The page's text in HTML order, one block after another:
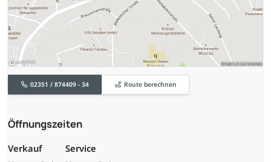
02351 / 874409 - 34 Route berechnen
Öffnungszeiten
Verkauf Service